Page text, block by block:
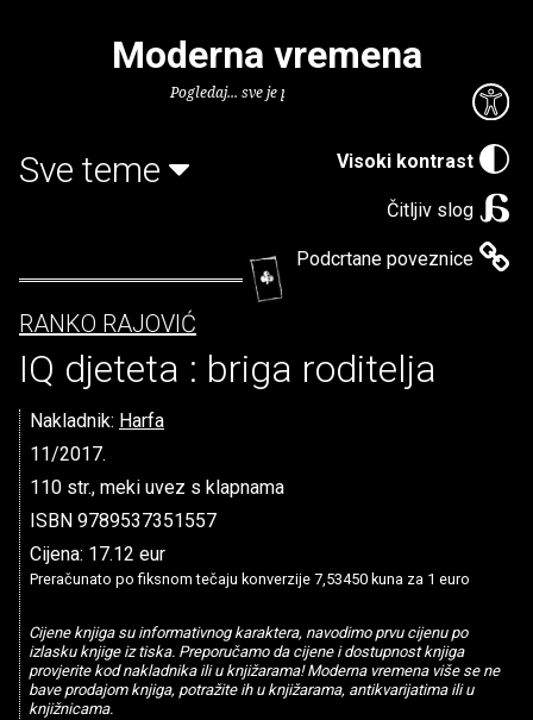
Visoki kontrast
Čitljiv slog
Podcrtane poveznice
Moderna vremena
Pogledaj... sve je puno knjiga.
Sve teme
RANKO RAJOVIĆ
IQ djeteta : briga roditelja
Nakladnik: Harfa
11/2017.
110 str., meki uvez s klapnama
ISBN 9789537351557
Cijena: 17.12 eur
Preračunato po fiksnom tečaju konverzije 7,53450 kuna za 1 euro
Cijene knjiga su informativnog karaktera, navodimo prvu cijenu po
izlasku knjige iz tiska. Preporučamo da cijene i dostupnost knjiga
provjerite kod nakladnika ili u knjižarama! Moderna vremena više se ne
bave prodajom knjiga, potražite ih u knjižarama, antikvarijatima ili u
knjižnicama.